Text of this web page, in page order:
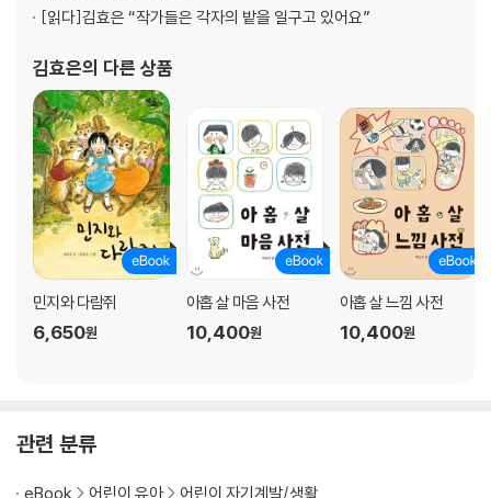
[읽다]김효은 “작가들은 각자의 밭을 일구고 있어요”
김효은의 다른 상품
민지와 다람쥐
6,650원
아홉 살 마음 사전
10,400원
아홉 살 느낌 사전
10,400원
관련 분류
eBook 어린이 유아 어린이 자기계발/생활